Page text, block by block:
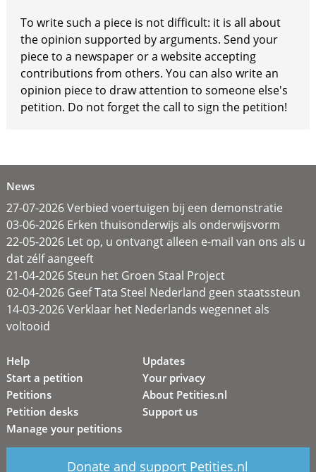
To write such a piece is not difficult: it is all about
the opinion supported by arguments. Send your
piece to a newspaper or a website accepting
contributions from others. You can also write an
opinion piece to draw attention to someone else's
petition. Do not forget the call to sign the petition!
News
27-07-2026 Verbied voertuigen bij een demonstratie
03-06-2026 Erken thuisonderwijs als onderwijsvorm
22-05-2026 Let op, u ontvangt alleen e-mail van ons als u
dat zélf aangeeft
21-04-2026 Steun het Groen Staal Project
02-04-2026 Geef Tata Steel Nederland geen staatssteun
14-03-2026 Verklaar het Nederlands wegennet als
voltooid
Help
Start a petition
Petitions
Petition desks
Manage your petitions
Updates
Your privacy
About Petities.nl
Support us
Donate and support Petities.nl